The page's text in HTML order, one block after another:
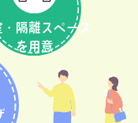
・隔離スペース
を用意